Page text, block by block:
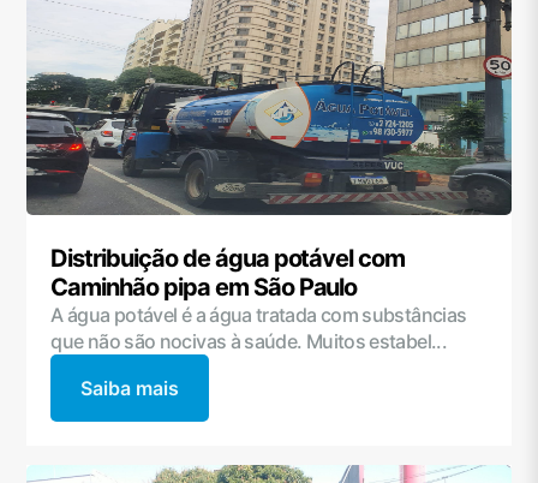
Distribuição de água potável com
Caminhão pipa em São Paulo
A água potável é a água tratada com substâncias
que não são nocivas à saúde. Muitos estabel...
Saiba mais